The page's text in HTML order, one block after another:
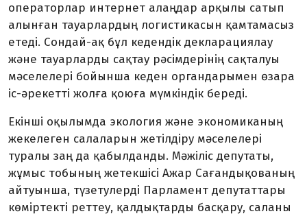
операторлар интернет алаңдар арқылы сатып
алынған тауарлардың логистикасын қамтамасыз
етеді. Сондай-ақ бұл кедендік декларациялау
және тауарларды сақтау рәсімдерінің сақталуы
мәселелері бойынша кеден органдарымен өзара
іс-әрекетті жолға қоюға мүмкіндік береді.
Екінші оқылымда экология және экономиканың
жекелеген салаларын жетілдіру мәселелері
туралы заң да қабылданды. Мәжіліс депутаты,
жұмыс тобының жетекшісі Ажар Сағандықованың
айтуынша, түзетулерді Парламент депутаттары
көміртекті реттеу, қалдықтарды басқару, саланы